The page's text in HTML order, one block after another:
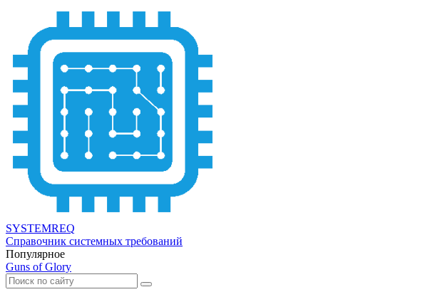
SYSTEMREQ
Справочник системных требований
Популярное
Guns of Glory